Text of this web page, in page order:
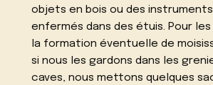
objets en bois ou des
enfermés dans des étuis. Pour
la formation éventuelle de
si nous les gardons dans les
caves, nous mettons quelques